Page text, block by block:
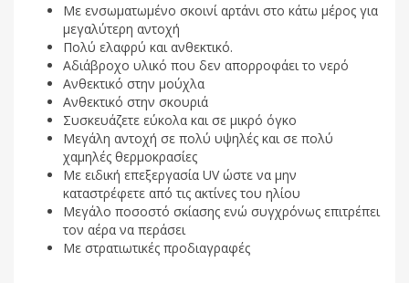
Με ενσωματωμένο σκοινί αρτάνι στο κάτω μέρος για
μεγαλύτερη αντοχή
Πολύ ελαφρύ και ανθεκτικό.
Αδιάβροχο υλικό που δεν απορροφάει το νερό
Ανθεκτικό στην μούχλα
Ανθεκτικό στην σκουριά
Συσκευάζετε εύκολα και σε μικρό όγκο
Μεγάλη αντοχή σε πολύ υψηλές και σε πολύ
χαμηλές θερμοκρασίες
Με ειδική επεξεργασία UV ώστε να μην
καταστρέφετε από τις ακτίνες του ηλίου
Μεγάλο ποσοστό σκίασης ενώ συγχρόνως επιτρέπει
τον αέρα να περάσει
Με στρατιωτικές προδιαγραφές